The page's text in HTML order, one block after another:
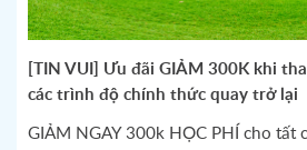
[TIN VUI] Ưu đãi GIẢM 300K khi
các trình độ chính thức quay trở lại
GIẢM NGAY 300k HỌC PHÍ cho tất